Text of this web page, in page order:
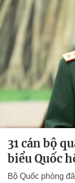
31 cán bộ
biểu Quốc
Bộ Quốc phòng